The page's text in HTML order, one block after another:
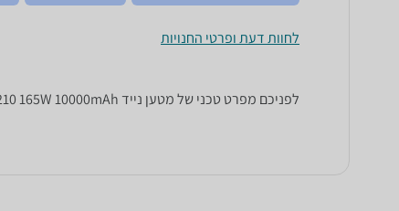
לחוות דעת ופרטי החנויות
לפניכם מפרט טכני של מטען נייד Xiaomi 81210 165W 10000mAh שיאומי. כל הנתונים שחייבים לדעת כדי לבחור נכון! זאפ השוואת מחירים מציגים לכם את כל המידע שעוזר לכם להשוות.